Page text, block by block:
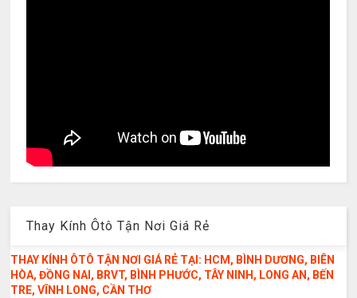
Thay Kính Ôtô Tận Nơi Giá Rẻ
THAY KÍNH ÔTÔ TẬN NƠI GIÁ RẺ TẠI: HCM, BÌNH DƯƠNG, BIÊN
HÒA, ĐỒNG NAI, BRVT, BÌNH PHƯỚC, TÂY NINH, LONG AN, BẾN
TRE, VĨNH LONG, CẦN THƠ